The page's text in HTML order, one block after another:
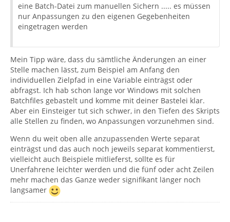
eine Batch-Datei zum manuellen Sichern ..... es müssen
nur Anpassungen zu den eigenen Gegebenheiten
eingetragen werden
Mein Tipp wäre, dass du sämtliche Änderungen an einer
Stelle machen lässt, zum Beispiel am Anfang den
individuellen Zielpfad in eine Variable einträgst oder
abfragst. Ich hab schon lange vor Windows mit solchen
Batchfiles gebastelt und komme mit deiner Bastelei klar.
Aber ein Einsteiger tut sich schwer, in den Tiefen des Skripts
alle Stellen zu finden, wo Anpassungen vorzunehmen sind.
Wenn du weit oben alle anzupassenden Werte separat
einträgst und das auch noch jeweils separat kommentierst,
vielleicht auch Beispiele mitlieferst, sollte es für
Unerfahrene leichter werden und die fünf oder acht Zeilen
mehr machen das Ganze weder signifikant länger noch
langsamer